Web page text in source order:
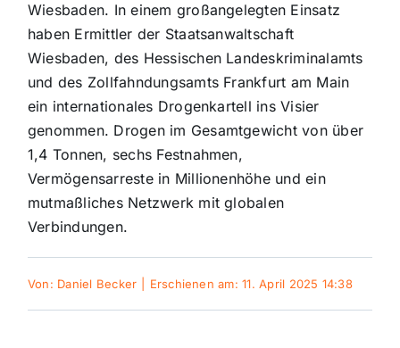
Mein Stadtteil
Verkehrsmeldungen
Polizeimeldungen
Wiesbaden. In einem großangelegten Einsatz
haben Ermittler der Staatsanwaltschaft
Wiesbaden, des Hessischen Landeskriminalamts
und des Zollfahndungsamts Frankfurt am Main
ein internationales Drogenkartell ins Visier
genommen. Drogen im Gesamtgewicht von über
1,4 Tonnen, sechs Festnahmen,
Vermögensarreste in Millionenhöhe und ein
mutmaßliches Netzwerk mit globalen
Verbindungen.
Von: Daniel Becker Erschienen am: 11. April 2025 14:38